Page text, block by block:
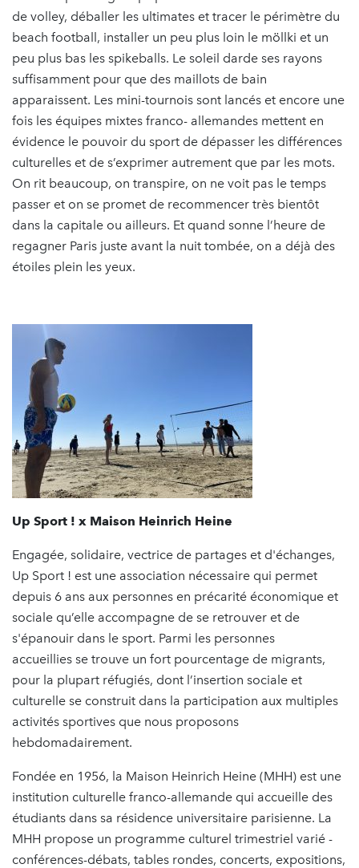
de volley, déballer les ultimates et tracer le périmètre du
beach football, installer un peu plus loin le möllki et un
peu plus bas les spikeballs. Le soleil darde ses rayons
suffisamment pour que des maillots de bain
apparaissent. Les mini-tournois sont lancés et encore une
fois les équipes mixtes franco- allemandes mettent en
évidence le pouvoir du sport de dépasser les différences
culturelles et de s’exprimer autrement que par les mots.
On rit beaucoup, on transpire, on ne voit pas le temps
passer et on se promet de recommencer très bientôt
dans la capitale ou ailleurs. Et quand sonne l’heure de
regagner Paris juste avant la nuit tombée, on a déjà des
étoiles plein les yeux.
Up Sport ! x Maison Heinrich Heine
Engagée, solidaire, vectrice de partages et d'échanges,
Up Sport ! est une association nécessaire qui permet
depuis 6 ans aux personnes en précarité économique et
sociale qu’elle accompagne de se retrouver et de
s'épanouir dans le sport. Parmi les personnes
accueillies se trouve un fort pourcentage de migrants,
pour la plupart réfugiés, dont l’insertion sociale et
culturelle se construit dans la participation aux multiples
activités sportives que nous proposons
hebdomadairement.
Fondée en 1956, la Maison Heinrich Heine (MHH) est une
institution culturelle franco-allemande qui accueille des
étudiants dans sa résidence universitaire parisienne. La
MHH propose un programme culturel trimestriel varié -
conférences-débats, tables rondes, concerts, expositions,